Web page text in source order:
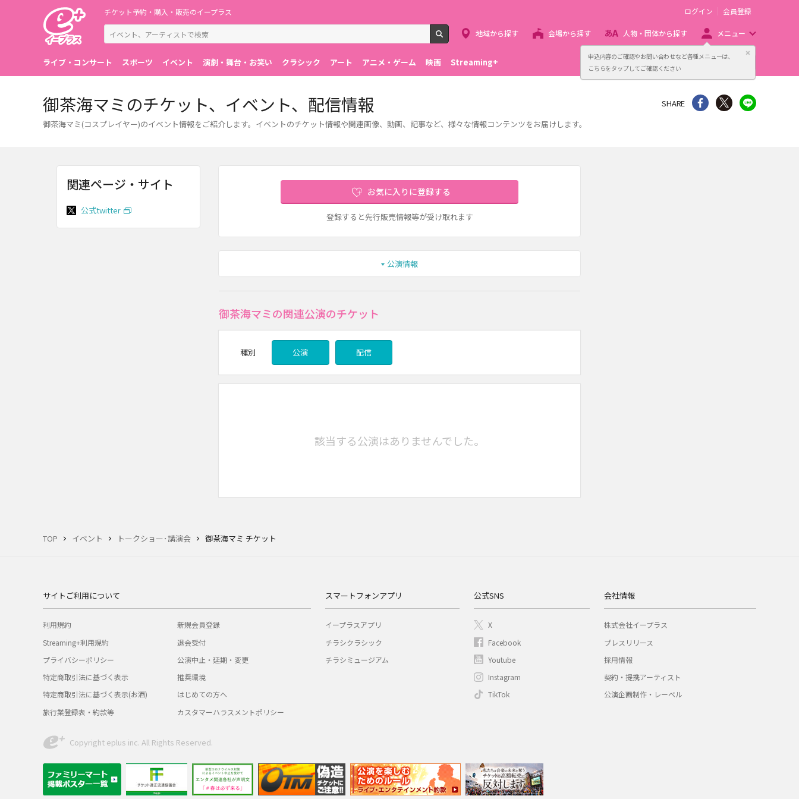
申込内容のご確認やお問い合わせなど各種メニューは、
こちらをタップしてご確認ください
閉じる
チケット予約・購入・販売のイープラス
検索
ログイン 会員登録
地域から探す 会場から探す 人物・団体から探す メニュー
ライブ・コンサート スポーツ イベント 演劇・舞台・お笑い クラシック アート アニメ・ゲーム 映画 Streaming+ 主催者向け販売サービス
TOP イベント トークショー･講演会 御茶海マミ チケット
御茶海マミのチケット、イベント、配信情報
御茶海マミ(コスプレイヤー)のイベント情報をご紹介します。イベントのチケット情報や関連画像、動画、記事など、様々な情報コンテンツをお届けします。
SHARE シェア Twitter
お気に入りに登録する
登録すると先行販売情報等が受け取れます
公演情報
御茶海マミの関連公演のチケット
種別 公演 配信
該当する公演はありませんでした。
関連ページ・サイト
公式twitter
サイトご利用について
利用規約
Streaming+利用規約
プライバシーポリシー
特定商取引法に基づく表示
特定商取引法に基づく表示(お酒)
旅行業登録表・約款等
新規会員登録
退会受付
公演中止・延期・変更
推奨環境
はじめての方へ
カスタマーハラスメントポリシー
スマートフォンアプリ
イープラスアプリ
チラシクラシック
チラシミュージアム
公式SNS
X
Facebook
Youtube
Instagram
TikTok
会社情報
株式会社イープラス
プレスリリース
採用情報
契約・提携アーティスト
公演企画制作・レーベル
Copyright eplus inc. All Rights Reserved.